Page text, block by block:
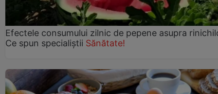
Efectele consumului zilnic de pepene asupra
Ce spun specialiștii Sănătate!